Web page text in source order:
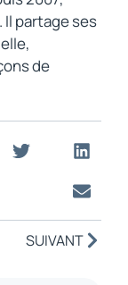
partage ses
de
SUIVANT